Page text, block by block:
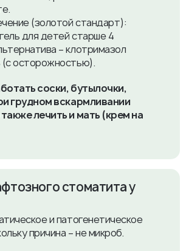
(золотой стандарт):
для детей старше 4
– клотримазол
(с осторожностью).
соски, бутылочки,
грудном вскармливании
лечить и мать (крем на
стоматита у
и патогенетическое
причина – не микроб.